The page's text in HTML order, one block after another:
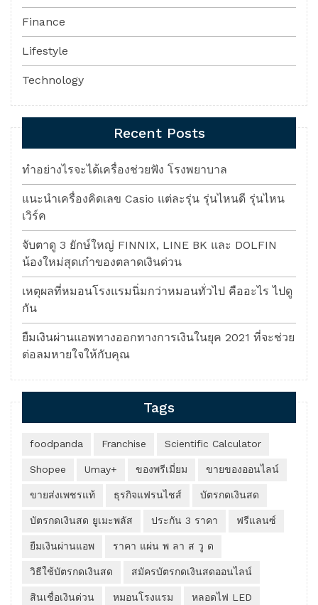
Finance
Lifestyle
Technology
Recent Posts
ทำอย่างไรจะได้เครื่องช่วยฟัง โรงพยาบาล
แนะนำเครื่องคิดเลข Casio แต่ละรุ่น รุ่นไหนดี รุ่นไหน
เวิร์ค
จับตาดู 3 ยักษ์ใหญ่ FINNIX, LINE BK และ DOLFIN
น้องใหม่สุดเก๋าของตลาดเงินด่วน
เหตุผลที่หมอนโรงแรมนิ่มกว่าหมอนทั่วไป คืออะไร ไปดู
กัน
ยืมเงินผ่านแอพทางออกทางการเงินในยุค 2021 ที่จะช่วย
ต่อลมหายใจให้กับคุณ
Tags
foodpanda Franchise Scientific Calculator
Shopee Umay+ ของพรีเมี่ยม ขายของออนไลน์
ขายส่งเพชรแท้ ธุรกิจแฟรนไชส์ บัตรกดเงินสด
บัตรกดเงินสด ยูเมะพลัส ประกัน 3 ราคา ฟรีแลนซ์
ยืมเงินผ่านแอพ ราคา แผ่น พ ลา ส วู ด
วิธีใช้บัตรกดเงินสด สมัครบัตรกดเงินสดออนไลน์
สินเชื่อเงินด่วน หมอนโรงแรม หลอดไฟ LED